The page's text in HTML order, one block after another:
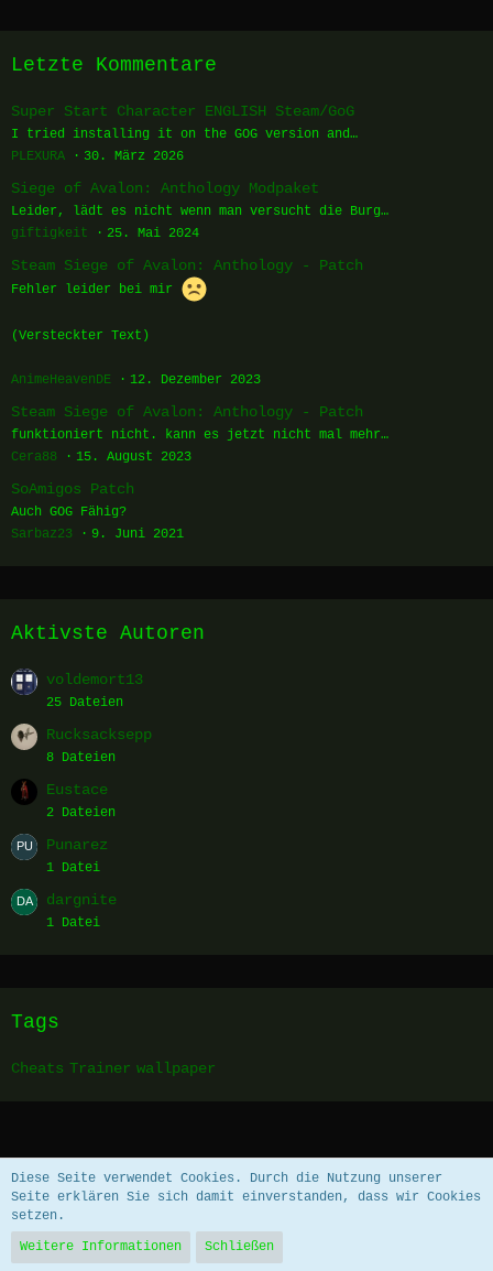
Letzte Kommentare
Super Start Character ENGLISH Steam/GoG
I tried installing it on the GOG version and…
PLEXURA
30. März 2026
Siege of Avalon: Anthology Modpaket
Leider, lädt es nicht wenn man versucht die Burg…
giftigkeit
25. Mai 2024
Steam Siege of Avalon: Anthology - Patch
Fehler leider bei mir
(Versteckter Text)
AnimeHeavenDE 12. Dezember 2023
Steam Siege of Avalon: Anthology - Patch
funktioniert nicht. kann es jetzt nicht mal mehr…
Cera88
15. August 2023
SoAmigos Patch
Auch GOG Fähig?
Sarbaz23
9. Juni 2021
Aktivste Autoren
voldemort13
25 Dateien
Rucksacksepp
8 Dateien
Eustace
2 Dateien
Punarez
1 Datei
dargnite
1 Datei
Tags
Cheats Trainer wallpaper
Community-Software:WoltLab Suite™ 5.5.26
Diese Seite verwendet Cookies. Durch die Nutzung unserer
Seite erklären Sie sich damit einverstanden, dass wir Cookies
setzen.
Weitere Informationen
Schließen